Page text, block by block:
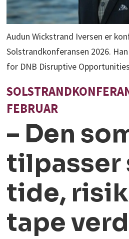
Audun Wickstrand Iversen er
Solstrandkonferansen 2026.
for DNB Disruptive
FEBRUAR
– Den
tilpasser
tide,
tape